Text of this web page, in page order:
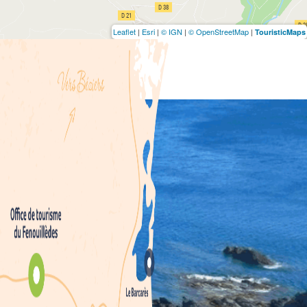
Leaflet | Esri | © IGN | © OpenStreetMap | TouristicMaps